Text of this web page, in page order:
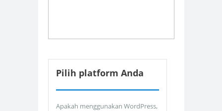
Pilih platform Anda
Apakah menggunakan WordPress,